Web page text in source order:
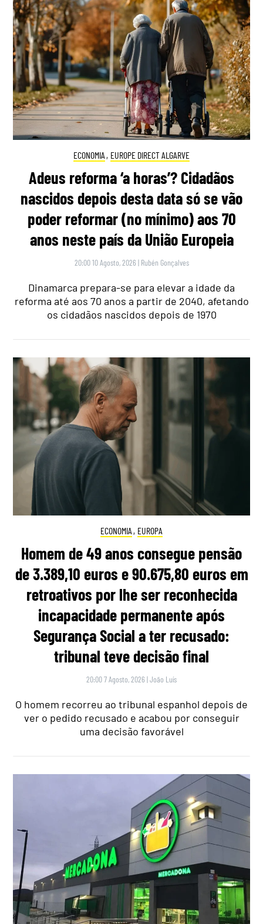
ECONOMIA , EUROPE DIRECT ALGARVE
Adeus reforma ‘a horas’? Cidadãos
nascidos depois desta data só se vão
poder reformar (no mínimo) aos 70
anos neste país da União Europeia
20:00 10 Agosto, 2026 | Rubén Gonçalves
Dinamarca prepara-se para elevar a idade da
reforma até aos 70 anos a partir de 2040, afetando
os cidadãos nascidos depois de 1970
ECONOMIA , EUROPA
Homem de 49 anos consegue pensão
de 3.389,10 euros e 90.675,80 euros em
retroativos por lhe ser reconhecida
incapacidade permanente após
Segurança Social a ter recusado:
tribunal teve decisão final
20:00 7 Agosto, 2026 |João Luís
O homem recorreu ao tribunal espanhol depois de
ver o pedido recusado e acabou por conseguir
uma decisão favorável